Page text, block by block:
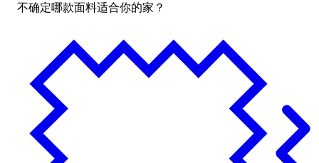
不确定哪款面料适合你的家？